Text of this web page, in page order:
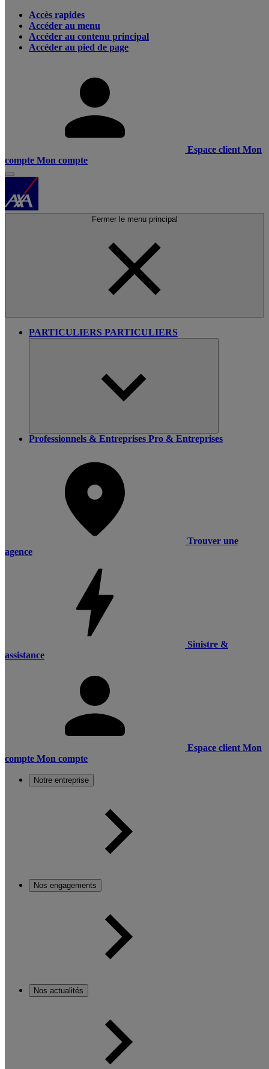
Accès rapides
Accéder au menu
Accéder au contenu principal
Accéder au pied de page
Espace client Mon
compte Mon compte
Fermer le menu principal
PARTICULIERS PARTICULIERS
Professionnels & Entreprises Pro & Entreprises
Trouver une
agence
Sinistre &
assistance
Espace client Mon
compte Mon compte
Notre entreprise
Nos engagements
Nos actualités